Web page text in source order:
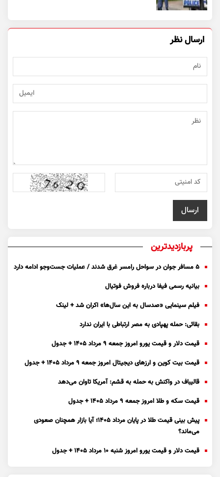
ارسال نظر
پربازدیدترین
۵ مسافر جوان در سواحل رامسر غرق شدند / عملیات جست‌و‌جو ادامه دارد
بیانیه رسمی فیفا درباره فروش فوتیال
فیلم سینمایی «صدسال به این سال‌ها» اکران شد + لینک
بقائی: حمله پهپادی به مصر ارتباطی با ایران ندارد
قیمت دلار و قیمت یورو امروز جمعه ۹ مرداد ۱۴۰۵ + جدول
قیمت بیت کوین و ارز‌های دیجیتال امروز جمعه ۹ مرداد ۱۴۰۵ + جدول
قالیباف در واکنش به حمله به قشم: آمریکا تاوان می‌دهد
قیمت سکه و طلا امروز جمعه ۹ مرداد ۱۴۰۵ + جدول
پیش بینی قیمت طلا در پایان مرداد 1405؛ آیا بازار همچنان صعودی
می‌ماند؟
قیمت دلار و قیمت یورو امروز شنبه ۱۰ مرداد ۱۴۰۵ + جدول